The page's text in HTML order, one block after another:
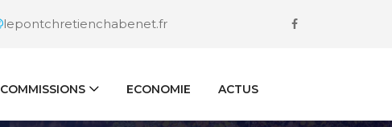
lepontchretienchabenet.fr
COMMISSIONS ECONOMIE ACTUS